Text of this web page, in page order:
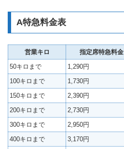
A特急料金表
営業キロ 指定席特急料金
50キロまで
1,290円
100キロまで
1,730円
150キロまで
2,390円
200キロまで
2,730円
300キロまで
2,950円
400キロまで
3,170円